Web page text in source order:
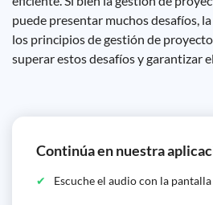
puede presentar muchos desafíos,
los principios de gestión de
superar estos desafíos y garantizar
Continúa en nuestra
Escuche el audio con la pantalla